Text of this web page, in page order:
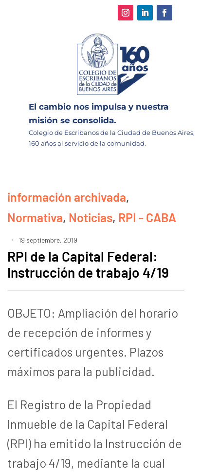
El cambio nos impulsa y nuestra
misión se consolida.
Colegio de Escribanos de la Ciudad de Buenos Aires,
160 años al servicio de la comunidad.
información archivada,
Normativa, Noticias, RPI - CABA
19 septiembre, 2019
RPI de la Capital Federal:
Instrucción de trabajo 4/19
OBJETO: Ampliación del horario
de recepción de informes y
certificados urgentes. Plazos
máximos para la publicidad.
El Registro de la Propiedad
Inmueble de la Capital Federal
(RPI) ha emitido la Instrucción de
trabajo 4/19, mediante la cual